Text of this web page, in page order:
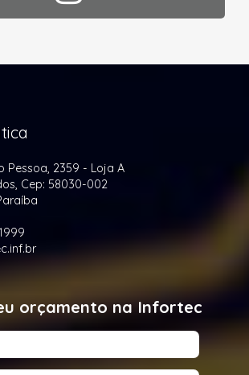
Pessoa, 2359 - Loja A
Cep: 58030-002
orçamento na Infortec